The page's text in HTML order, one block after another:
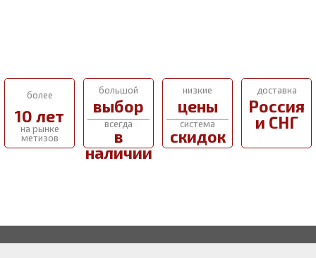
более
10 лет
на рынке
метизов
большой
выбор
всегда
в
наличии
низкие
цены
система
скидок
доставка
Россия
и СНГ